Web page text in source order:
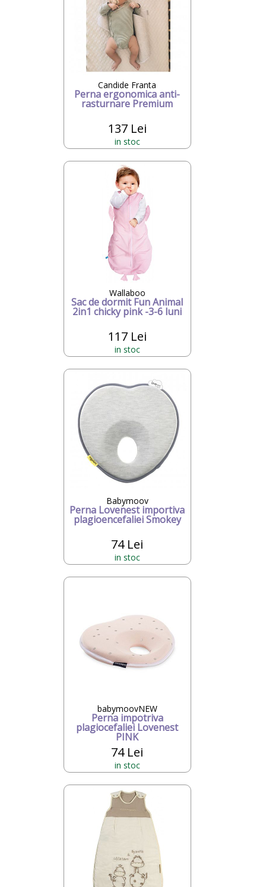
Candide Franta
Perna ergonomica anti-
rasturnare Premium
137 Lei
in stoc
Wallaboo
Sac de dormit Fun Animal
2in1 chicky pink -3-6 luni
117 Lei
in stoc
Babymoov
Perna Lovenest importiva
plagioencefaliei Smokey
74 Lei
in stoc
babymoovNEW
Perna impotriva
plagiocefaliei Lovenest
PINK
74 Lei
in stoc